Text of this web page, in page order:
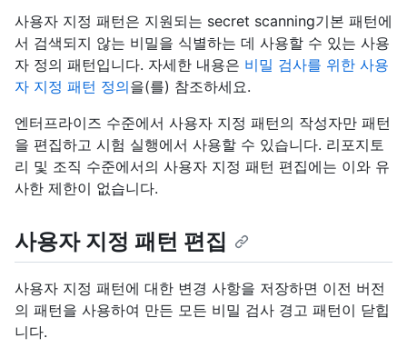
사용자 지정 패턴은 지원되는 secret scanning기본 패턴에
서 검색되지 않는 비밀을 식별하는 데 사용할 수 있는 사용
자 정의 패턴입니다. 자세한 내용은 비밀 검사를 위한 사용
자 지정 패턴 정의을(를) 참조하세요.
엔터프라이즈 수준에서 사용자 지정 패턴의 작성자만 패턴
을 편집하고 시험 실행에서 사용할 수 있습니다. 리포지토
리 및 조직 수준에서의 사용자 지정 패턴 편집에는 이와 유
사한 제한이 없습니다.
사용자 지정 패턴 편집
사용자 지정 패턴에 대한 변경 사항을 저장하면 이전 버전
의 패턴을 사용하여 만든 모든 비밀 검사 경고 패턴이 닫힙
니다.